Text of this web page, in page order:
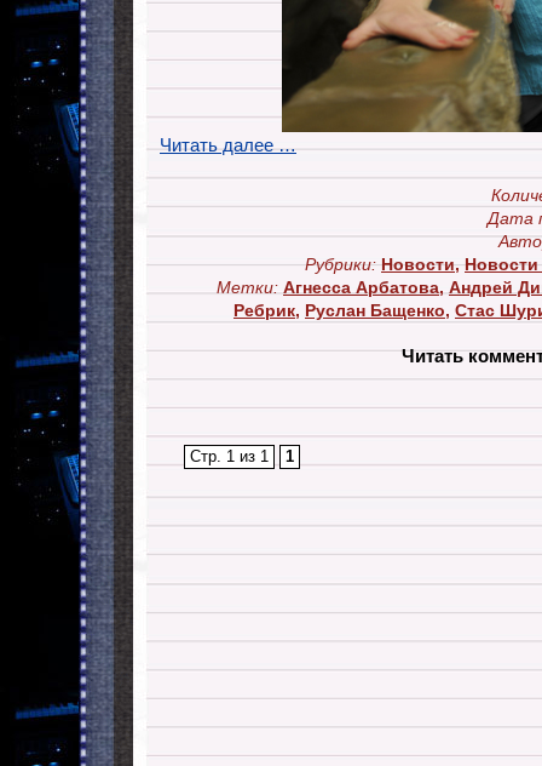
Читать далее …
Дата
Рубрики: Новости,Новости
Метки: Агнесса Арбатова, Андрей
Ребрик, Руслан Бащенко, Стас
Читать
Стр. 1 из 1 1